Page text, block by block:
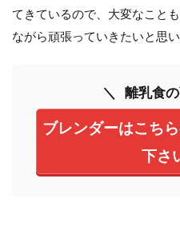
てきているので、大変なこと
ながら頑張っていきたいと思い
離乳食
ブレンダーはこち
下さ